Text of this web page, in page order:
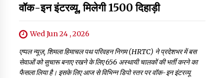
वॉक-इन इंटरव्यू, मिलेगी 1500 दिहाड़ी
Wed Jun 24 , 2026
एप्पल न्यूज़, शिमला हिमाचल पथ परिवहन निगम (HRTC) ने प्रदेशभर में बस
सेवाओं को सुचारू बनाए रखने के लिए 656 अस्थायी चालकों की भर्ती करने का
फैसला लिया है। इसके लिए आज से विभिन्न डिपो स्तर पर वॉक-इन इंटरव्यू